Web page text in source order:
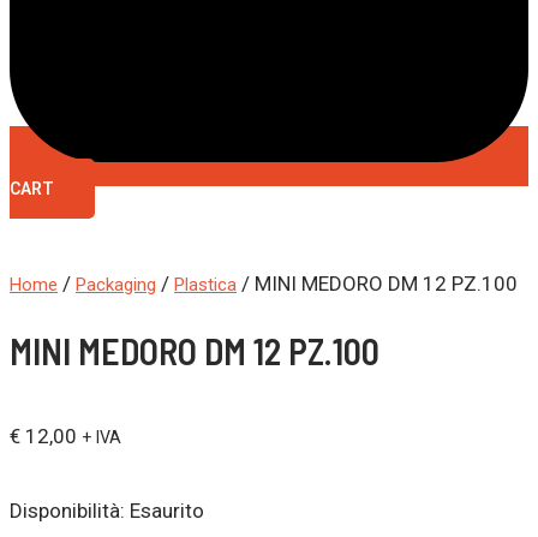
CART
Home / Packaging / Plastica / MINI MEDORO DM 12 PZ.100
MINI MEDORO DM 12 PZ.100
€ 12,00 + IVA
Disponibilità: Esaurito